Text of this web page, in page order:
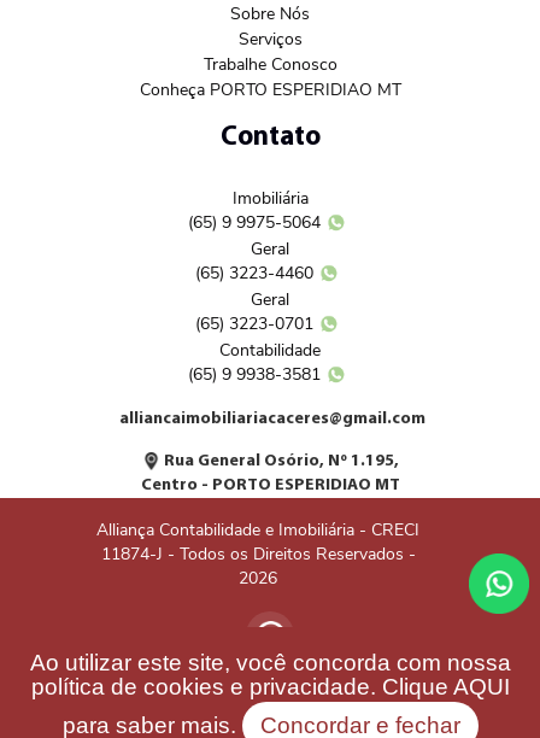
Ao utilizar este site, você concorda com nossa
política de cookies e privacidade. Clique AQUI
para saber mais.
Concordar e fechar
Sobre Nós
Serviços
Trabalhe Conosco
Conheça PORTO ESPERIDIAO MT
Contato
Imobiliária
(65) 9 9975-5064
Geral
(65) 3223-4460
Geral
(65) 3223-0701
Contabilidade
(65) 9 9938-3581
alliancaimobiliariacaceres@gmail.com
Rua General Osório, Nº 1.195,
Centro - PORTO ESPERIDIAO MT
Alliança Contabilidade e Imobiliária - CRECI
11874-J - Todos os Direitos Reservados -
2026